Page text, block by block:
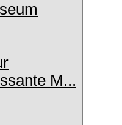
M...